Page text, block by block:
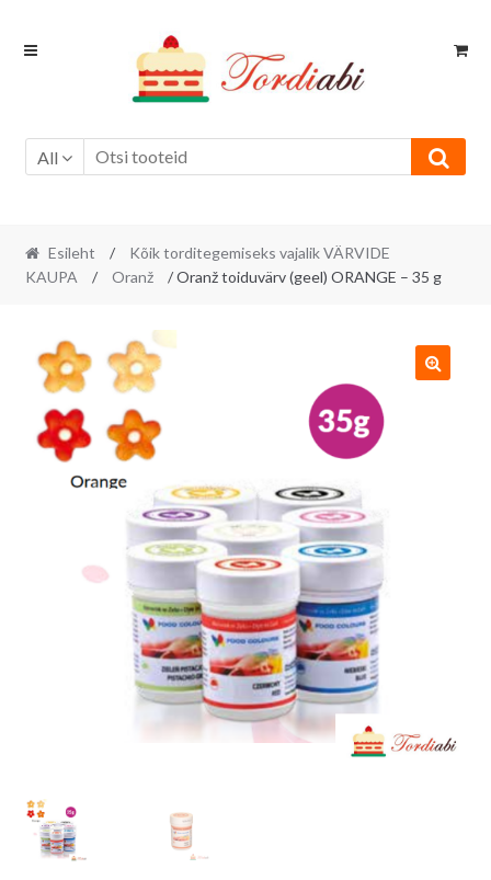
Skip
Skip
All
Esileht /
Kõik torditegemiseks vajalik VÄRVIDE
KAUPA
/ Oranž / Oranž toiduvärv (geel) ORANGE – 35 g